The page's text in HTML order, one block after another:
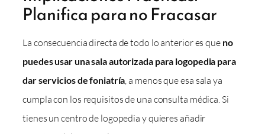
Planifica para no Fracasar
La consecuencia directa de todo lo anterior es que no
puedes usar una sala autorizada para logopedia para
dar servicios de foniatría, a menos que esa sala ya
cumpla con los requisitos de una consulta médica. Si
tienes un centro de logopedia y quieres añadir